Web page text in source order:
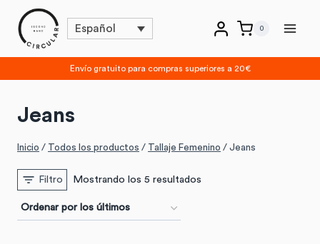
Saltar
contenido
Español 0
Envío gratuito para compras superiores a 20€
Jeans
Inicio / Todos los productos / Tallaje Femenino / Jeans
Filtro Mostrando los 5 resultados